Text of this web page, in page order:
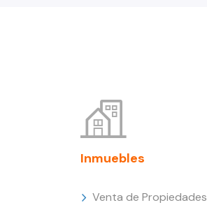
Inmuebles
Venta de Propiedades